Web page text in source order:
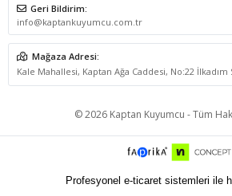
Geri Bildirim:
info@kaptankuyumcu.com.tr
Mağaza Adresi:
Kale Mahallesi, Kaptan Ağa Caddesi, No:22 İlkadım
© 2026 Kaptan Kuyumcu - Tüm
Profesyonel e-ticaret sistemleri ile